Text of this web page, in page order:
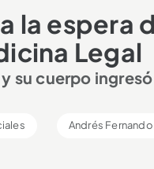
la espera
Legal
su cuerpo
Andrés